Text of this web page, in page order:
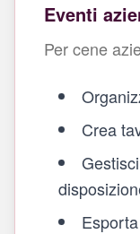
Eventi
Per cene
Crea